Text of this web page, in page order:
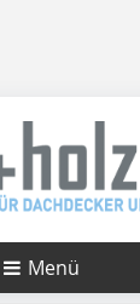
Menü